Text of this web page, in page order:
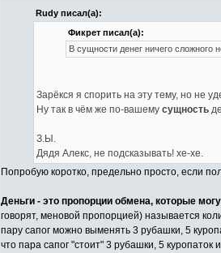
Rudy писал(а):
Фикрет писал(а):
В сущности денег ничего сложного
Зарёкся я спорить на эту тему, но не
Ну так в чём же по-вашему сущность
З.Ы.
Дядя Алекс, не подсказывать! хе-хе.
Попробую коротко, предельно просто, если
Деньги - это пропорции обмена, которые
говорят, меновой пропорцией) называется
пару сапог можно выменять 3 рубашки, 5
что пара сапог "стоит" 3 рубашки, 5